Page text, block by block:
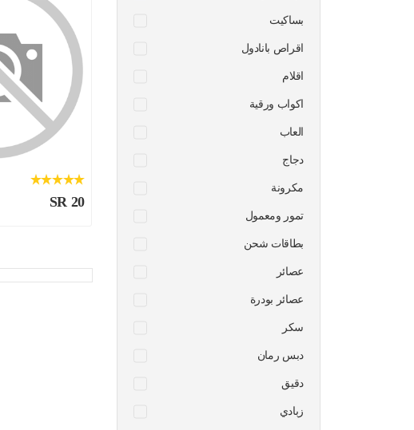
بساكيت
اقراص بانادول
اقلام
اكواب ورقية
العاب
دجاج
مكرونة
تمور ومعمول
بطاقات شحن
عصائر
عصائر بودرة
سكر
دبس رمان
دقيق
زبادي
SR 20